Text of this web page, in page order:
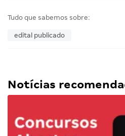
Tudo que sabemos sobre:
edital publicado
Notícias